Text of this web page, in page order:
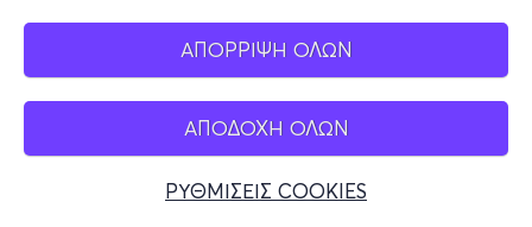
ΑΠΟΡΡΙΨΗ ΟΛΩΝ
ΑΠΟΔΟΧΗ ΟΛΩΝ
ΡΥΘΜΙΣΕΙΣ COOKIES